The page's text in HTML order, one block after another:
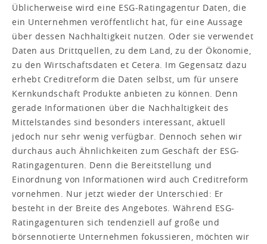
Üblicherweise wird eine ESG-Ratingagentur Daten, die
ein Unternehmen veröffentlicht hat, für eine Aussage
über dessen Nachhaltigkeit nutzen. Oder sie verwendet
Daten aus Drittquellen, zu dem Land, zu der Ökonomie,
zu den Wirtschaftsdaten et Cetera. Im Gegensatz dazu
erhebt Creditreform die Daten selbst, um für unsere
Kernkundschaft Produkte anbieten zu können. Denn
gerade Informationen über die Nachhaltigkeit des
Mittelstandes sind besonders interessant, aktuell
jedoch nur sehr wenig verfügbar. Dennoch sehen wir
durchaus auch Ähnlichkeiten zum Geschäft der ESG-
Ratingagenturen. Denn die Bereitstellung und
Einordnung von Informationen wird auch Creditreform
vornehmen. Nur jetzt wieder der Unterschied: Er
besteht in der Breite des Angebotes. Während ESG-
Ratingagenturen sich tendenziell auf große und
börsennotierte Unternehmen fokussieren, möchten wir